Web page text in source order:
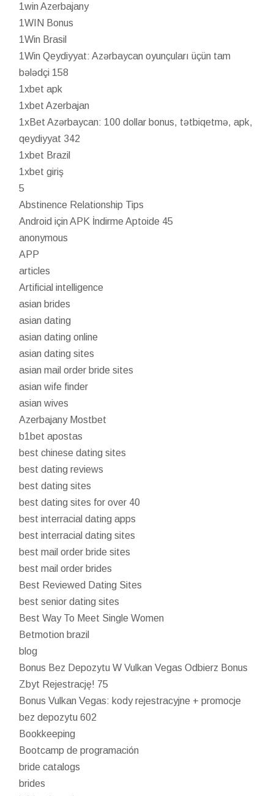
1win Azerbajany
1WIN Bonus
1Win Brasil
1Win Qeydiyyat: Azərbaycan oyunçuları üçün tam
bələdçi 158
1xbet apk
1xbet Azerbajan
1xBet Azərbaycan: 100 dollar bonus, tətbiqetmə, apk,
qeydiyyat 342
1xbet Brazil
1xbet giriş
5
Abstinence Relationship Tips
Android için APK İndirme Aptoide 45
anonymous
APP
articles
Artificial intelligence
asian brides
asian dating
asian dating online
asian dating sites
asian mail order bride sites
asian wife finder
asian wives
Azerbajany Mostbet
b1bet apostas
best chinese dating sites
best dating reviews
best dating sites
best dating sites for over 40
best interracial dating apps
best interracial dating sites
best mail order bride sites
best mail order brides
Best Reviewed Dating Sites
best senior dating sites
Best Way To Meet Single Women
Betmotion brazil
blog
Bonus Bez Depozytu W Vulkan Vegas Odbierz Bonus
Zbyt Rejestrację! 75
Bonus Vulkan Vegas: kody rejestracyjne + promocje
bez depozytu 602
Bookkeeping
Bootcamp de programación
bride catalogs
brides